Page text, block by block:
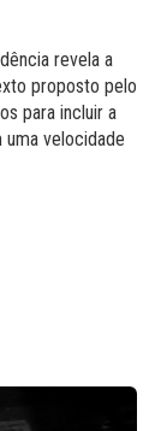
revela a
proposto pelo
para incluir a
uma velocidade